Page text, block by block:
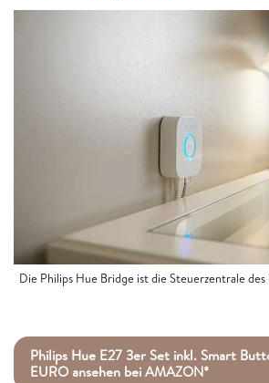
Die Philips Hue Bridge ist die Steuerzentrale
Philips Hue E27 3er Set inkl. Smart
EURO ansehen bei AMAZON*